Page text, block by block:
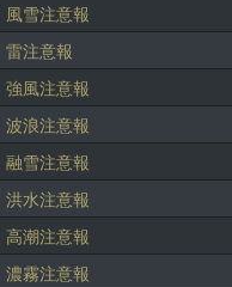
風雪注意報
雷注意報
強風注意報
波浪注意報
融雪注意報
洪水注意報
高潮注意報
濃霧注意報